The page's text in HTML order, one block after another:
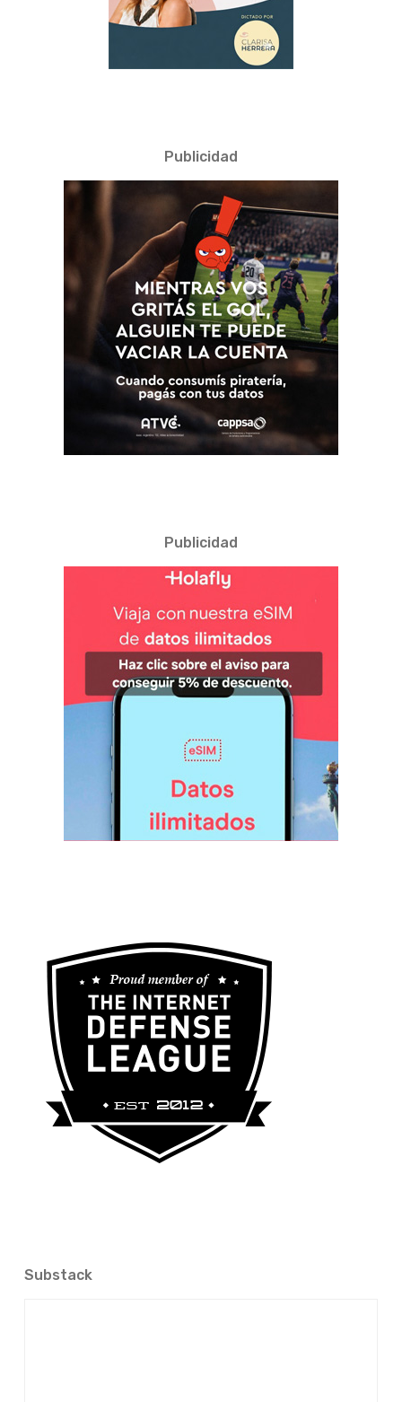
Publicidad
Publicidad
Substack